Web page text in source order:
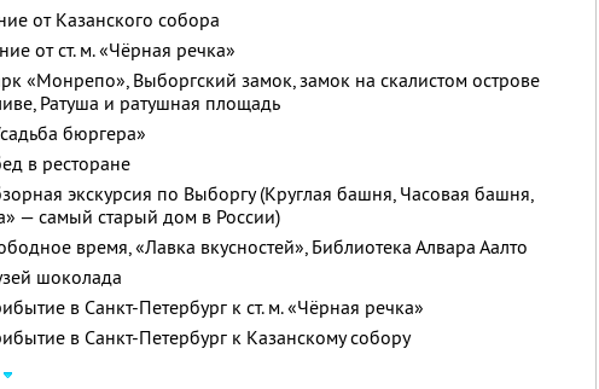
от Казанского собора
от ст. м. «Чёрная речка»
«Монрепо», Выборгский замок, замок на скалистом острове
Ратуша и ратушная площадь
бюргера»
в ресторане
экскурсия по Выборгу (Круглая башня, Часовая башня,
— самый старый дом в России)
время, «Лавка вкусностей», Библиотека Алвара Аалто
шоколада
в Санкт-Петербург к ст. м. «Чёрная речка»
в Санкт-Петербург к Казанскому собору